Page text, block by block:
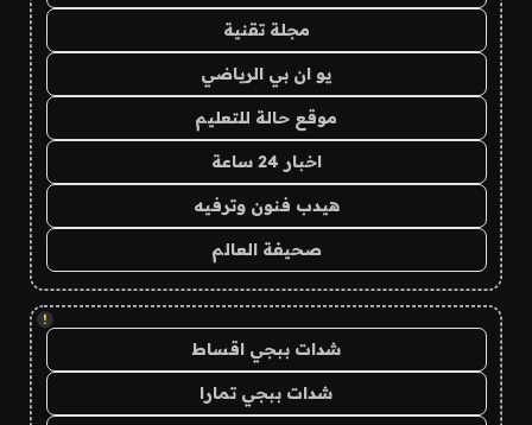
مجلة تقنية
يو ان بي الرياضي
موقع حالة للتعليم
اخبار 24 ساعة
هيدب فنون وترفيه
صحيفة العالم
!
شدات ببجي اقساط
شدات ببجي تمارا